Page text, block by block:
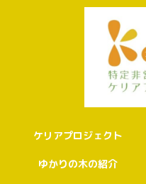
ケリアプロジェクト
ゆかりの木の紹介